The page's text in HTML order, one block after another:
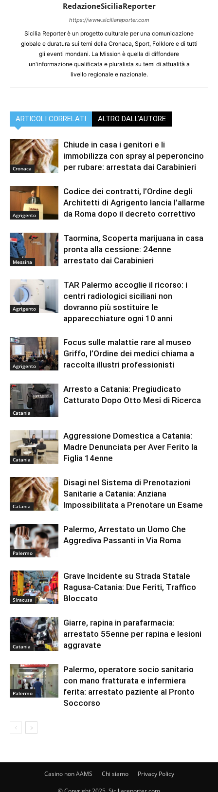
RedazioneSiciliaReporter
https://www.siciliareporter.com
Sicilia Reporter è un progetto culturale per una comunicazione
globale e duratura sui temi della Cronaca, Sport, Folklore e di tutti
gli eventi mondani. La Mission è quella di diffondere
un'informazione qualificata e pluralista su temi di attualità a
livello regionale e nazionale.
ARTICOLI CORRELATI ALTRO DALL'AUTORE
Cronaca
Chiude in casa i genitori e li
immobilizza con spray al peperoncino
per rubare: arrestata dai Carabinieri
Agrigento
Codice dei contratti, l’Ordine degli
Architetti di Agrigento lancia l’allarme
da Roma dopo il decreto correttivo
Messina
Taormina, Scoperta marijuana in casa
pronta alla cessione: 24enne
arrestato dai Carabinieri
Agrigento
TAR Palermo accoglie il ricorso: i
centri radiologici siciliani non
dovranno più sostituire le
apparecchiature ogni 10 anni
Agrigento
Focus sulle malattie rare al museo
Griffo, l’Ordine dei medici chiama a
raccolta illustri professionisti
Catania
Arresto a Catania: Pregiudicato
Catturato Dopo Otto Mesi di Ricerca
Catania
Aggressione Domestica a Catania:
Madre Denunciata per Aver Ferito la
Figlia 14enne
Catania
Disagi nel Sistema di Prenotazioni
Sanitarie a Catania: Anziana
Impossibilitata a Prenotare un Esame
Palermo
Palermo, Arrestato un Uomo Che
Aggrediva Passanti in Via Roma
Siracusa
Grave Incidente su Strada Statale
Ragusa-Catania: Due Feriti, Traffico
Bloccato
Catania
Giarre, rapina in parafarmacia:
arrestato 55enne per rapina e lesioni
aggravate
Palermo
Palermo, operatore socio sanitario
con mano fratturata e infermiera
ferita: arrestato paziente al Pronto
Soccorso
Casino non AAMS Chi siamo Privacy Policy